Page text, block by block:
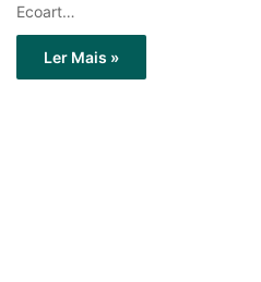
Ecoart…
Ler Mais »